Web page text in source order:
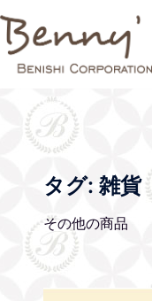
タグ: 雑貨
その他の商品